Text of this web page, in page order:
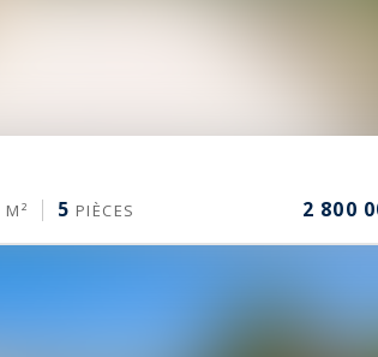
M² 5 PIÈCES 2 800